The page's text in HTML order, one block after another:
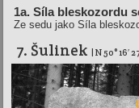
1a. Síla bleskozordu
Ze sedu jako Síla
7. Šulinek | N 50° 16′